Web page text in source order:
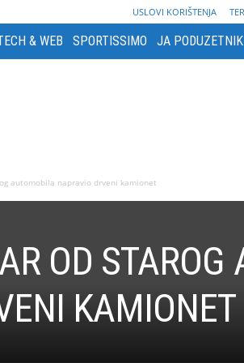
USLOVI KORIŠTENJA
& WEB SPORTISSIMO JA PODUZETNIK
automobila napravio drveni kamionet
OD
KAMIONET